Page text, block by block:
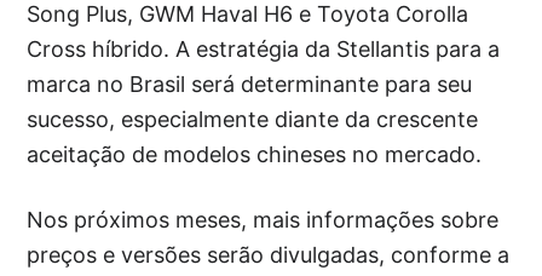
Song Plus, GWM Haval H6 e Toyota Corolla
Cross híbrido. A estratégia da Stellantis para a
marca no Brasil será determinante para seu
sucesso, especialmente diante da crescente
aceitação de modelos chineses no mercado.
Nos próximos meses, mais informações sobre
preços e versões serão divulgadas, conforme a